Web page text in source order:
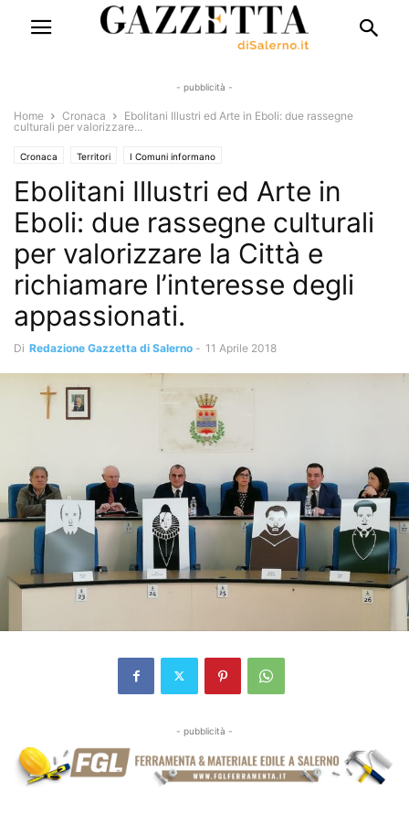
- pubblicità -
Home Cronaca
Ebolitani Illustri ed Arte in Eboli: due rassegne
culturali per valorizzare...
Cronaca Territori I Comuni informano
Ebolitani Illustri ed Arte in
Eboli: due rassegne culturali
per valorizzare la Città e
richiamare l’interesse degli
appassionati.
Di Redazione Gazzetta di Salerno - 11 Aprile 2018
- pubblicità -